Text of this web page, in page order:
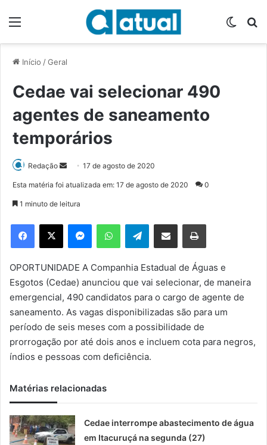
Início /Geral
Cedae vai selecionar 490
agentes de saneamento
temporários
Redação
d
e
m
e
-
m
a
17 de agosto de 2020
Esta matéria foi atualizada em: 17 de agosto de 2020 0
1 minuto de leitura
Telegram
OPORTUNIDADE A Companhia Estadual de Águas e
Esgotos (Cedae) anunciou que vai selecionar, de maneira
emergencial, 490 candidatos para o cargo de agente de
saneamento. As vagas disponibilizadas são para um
período de seis meses com a possibilidade de
prorrogação por até dois anos e incluem cota para negros,
índios e pessoas com deficiência.
Matérias relacionadas
Cedae interrompe abastecimento de água
em Itacuruçá na segunda (27)